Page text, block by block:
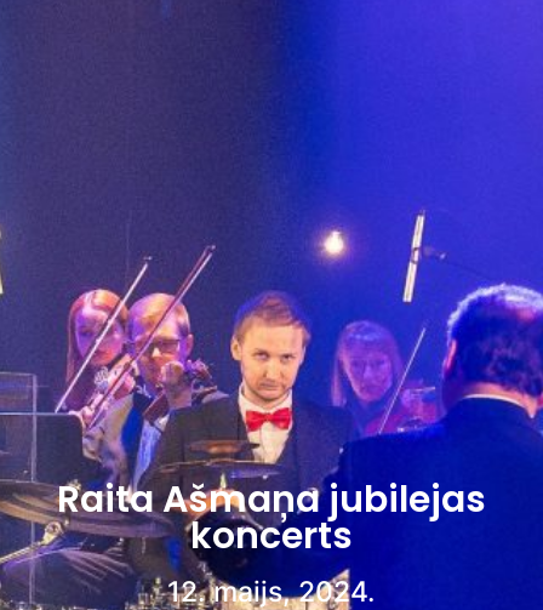
Raita Ašmaņa jubilejas
koncerts
12. maijs, 2024.